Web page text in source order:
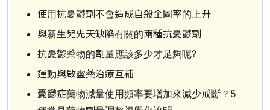
使用抗憂鬱劑不會造成自殺企圖率的上升
與新生兒先天缺陷有關的兩種抗憂鬱劑
抗憂鬱藥物的劑量應該多少才足夠呢?
運動與啟靈藥治療互補
憂鬱症藥物減量使用頻率要增加來減少戒斷？5